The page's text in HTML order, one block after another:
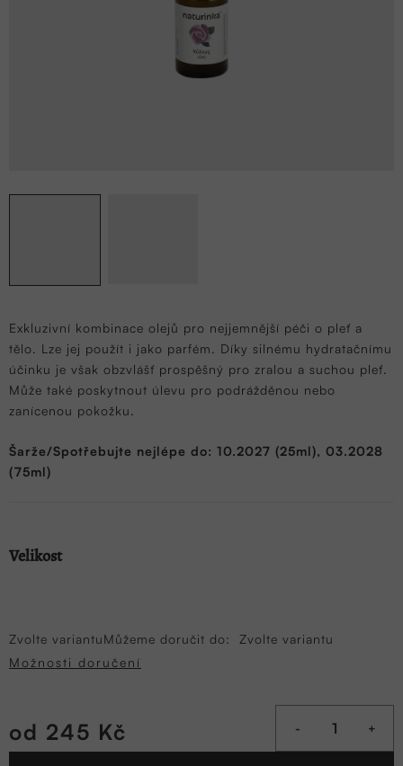
Exkluzivní kombinace olejů pro nejjemnější péči o pleť a
tělo. Lze jej použít i jako parfém. Díky silnému hydratačnímu
účinku je však obzvlášť prospěšný pro zralou a suchou pleť.
Může také poskytnout úlevu pro podrážděnou nebo
zanícenou pokožku.
Šarže/Spotřebujte nejlépe do: 10.2027 (25ml), 03.2028
(75ml)
Velikost
Zvolte variantuMůžeme doručit do:
Zvolte variantu
Možnosti doručení
od 245 Kč
Měrná